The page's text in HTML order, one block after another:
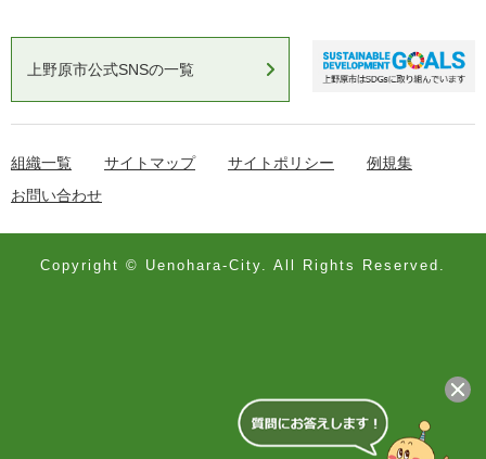
上野原市公式SNSの一覧
組織一覧 サイトマップ サイトポリシー
例規集
お問い合わせ
Copyright © Uenohara-City. All Rights Reserved.